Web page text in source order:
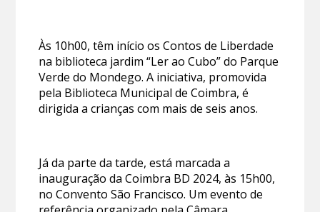
Às 10h00, têm início os Contos de Liberdade
na biblioteca jardim “Ler ao Cubo” do Parque
Verde do Mondego. A iniciativa, promovida
pela Biblioteca Municipal de Coimbra, é
dirigida a crianças com mais de seis anos.
Já da parte da tarde, está marcada a
inauguração da Coimbra BD 2024, às 15h00,
no Convento São Francisco. Um evento de